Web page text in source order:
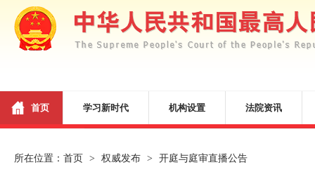
首页 学习新时代 机构设置 法院资讯
所在位置： 首页 > 权威发布 > 开庭与庭审直播公告